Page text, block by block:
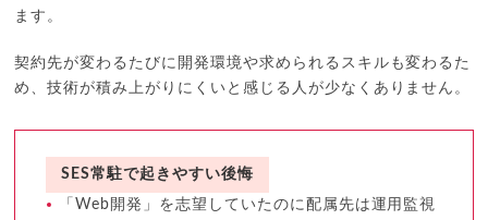
ます。
契約先が変わるたびに開発環境や求められるスキルも変わるた
め、技術が積み上がりにくいと感じる人が少なくありません。
SES常駐で起きやすい後悔
「Web開発」を志望していたのに配属先は運用監視